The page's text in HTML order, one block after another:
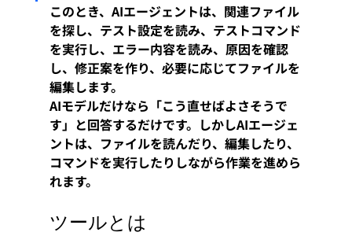
このとき、AIエージェントは、関連ファイル
を探し、テスト設定を読み、テストコマンド
を実行し、エラー内容を読み、原因を確認
し、修正案を作り、必要に応じてファイルを
編集します。
AIモデルだけなら「こう直せばよさそうで
す」と回答するだけです。しかしAIエージェ
ントは、ファイルを読んだり、編集したり、
コマンドを実行したりしながら作業を進めら
れます。
ツールとは